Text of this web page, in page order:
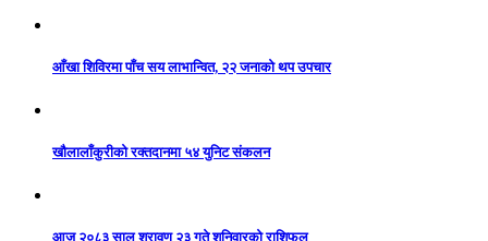
आँखा शिविरमा पाँच सय लाभान्वित, २२ जनाको थप उपचार
खौलालाँकुरीको रक्तदानमा ५४ युनिट संकलन
आज २०८३ साल श्रावण २३ गते शनिवारको राशिफल